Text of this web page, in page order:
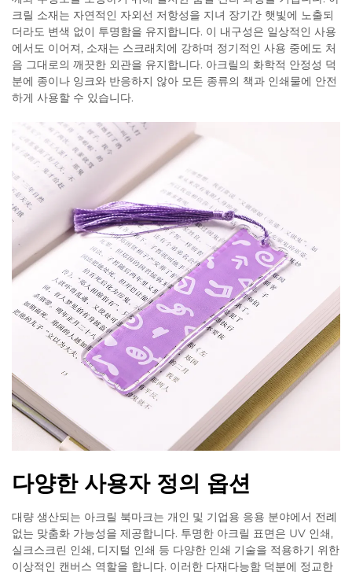
크릴 소재는 자연적인 자외선 저항성을 지녀 장기간 햇빛에 노출되
더라도 변색 없이 투명함을 유지합니다. 이 내구성은 일상적인 사용
에서도 이어져, 소재는 스크래치에 강하며 정기적인 사용 중에도 처
음 그대로의 깨끗한 외관을 유지합니다. 아크릴의 화학적 안정성 덕
분에 종이나 잉크와 반응하지 않아 모든 종류의 책과 인쇄물에 안전
하게 사용할 수 있습니다.
다양한 사용자 정의 옵션
대량 생산되는 아크릴 북마크는 개인 및 기업용 응용 분야에서 전례
없는 맞춤화 가능성을 제공합니다. 투명한 아크릴 표면은 UV 인쇄,
실크스크린 인쇄, 디지털 인쇄 등 다양한 인쇄 기술을 적용하기 위한
이상적인 캔버스 역할을 합니다. 이러한 다재다능함 덕분에 정교한